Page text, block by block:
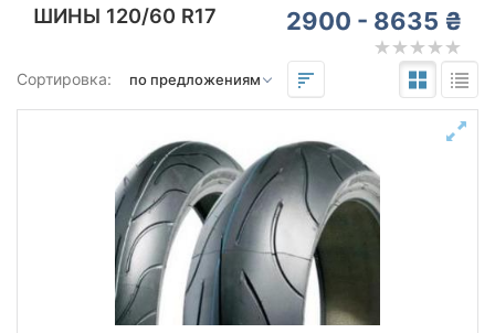
ШИНЫ 120/60 R17 2900 - 8635 ₴
Сортировка:
от
Подбор по параметрам
120